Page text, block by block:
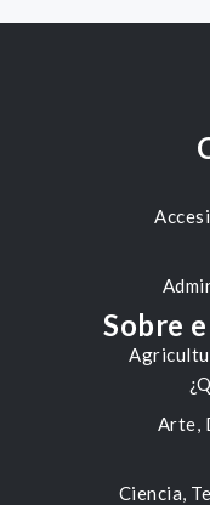
Arte,
Ciencia,
Sobre